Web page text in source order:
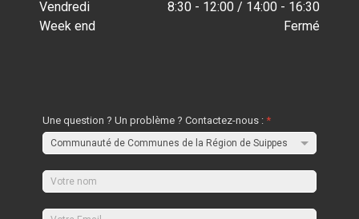
Vendredi
8:30 - 12:00 / 14:00 - 16:30
Week end
Fermé
Une question ? Un problème ? Contactez-nous :*